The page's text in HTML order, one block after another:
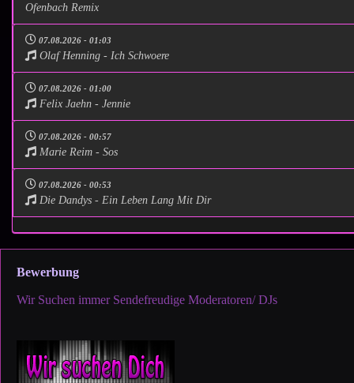
Ofenbach Remix
07.08.2026 - 01:03
Olaf Henning - Ich Schwoere
07.08.2026 - 01:00
Felix Jaehn - Jennie
07.08.2026 - 00:57
Marie Reim - Sos
07.08.2026 - 00:53
Die Dandys - Ein Leben Lang Mit Dir
Bewerbung
Wir Suchen immer Sendefreudige Moderatoren/ DJs